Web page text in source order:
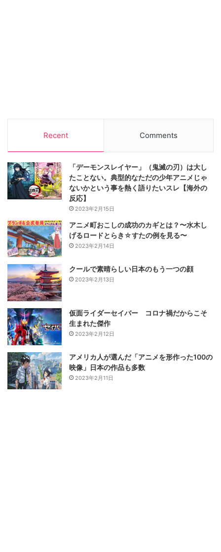
Recent Comments
「デーモンスレイヤー」（鬼滅の刃）は大し
たことない。典型的なただの少年アニメじゃ
ないかという事を熱く語りたいスレ【海外の
反応】
2023年2月15日
アニメ町おこしの成功のカギとは？〜水木し
げるロードとらき☆すたの例を見る〜
2023年2月14日
クールで素晴らしい日本のもう一つの顔
2023年2月13日
仮面ライダーセイバー コロナ禍だからこそ
生まれた傑作
2023年2月12日
アメリカ人が選んだ「アニメを形作った100の
映像」日本の作品も多数
2023年2月11日